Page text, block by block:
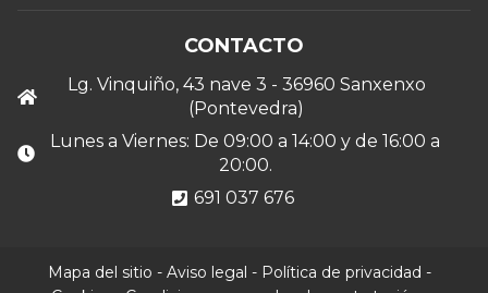
CONTACTO
Lg. Vinquiño, 43 nave 3 - 36960 Sanxenxo
(Pontevedra)
Lunes a Viernes: De 09:00 a 14:00 y de 16:00 a
20:00.
691 037 676
Mapa del sitio - Aviso legal - Política de privacidad -